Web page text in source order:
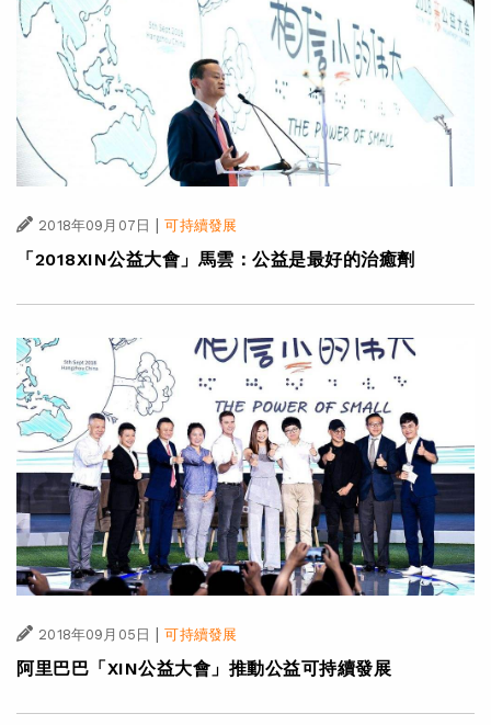
2018年09月07日 | 可持續發展
「2018XIN公益大會」馬雲：公益是最好的治癒劑
2018年09月05日 | 可持續發展
阿里巴巴「XIN公益大會」推動公益可持續發展